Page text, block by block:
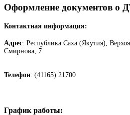
Оформление документов о
Контактная информация:
Адрес: Республика Саха (Якутия),
Смирнова, 7
Телефон: (41165) 21700
График работы: